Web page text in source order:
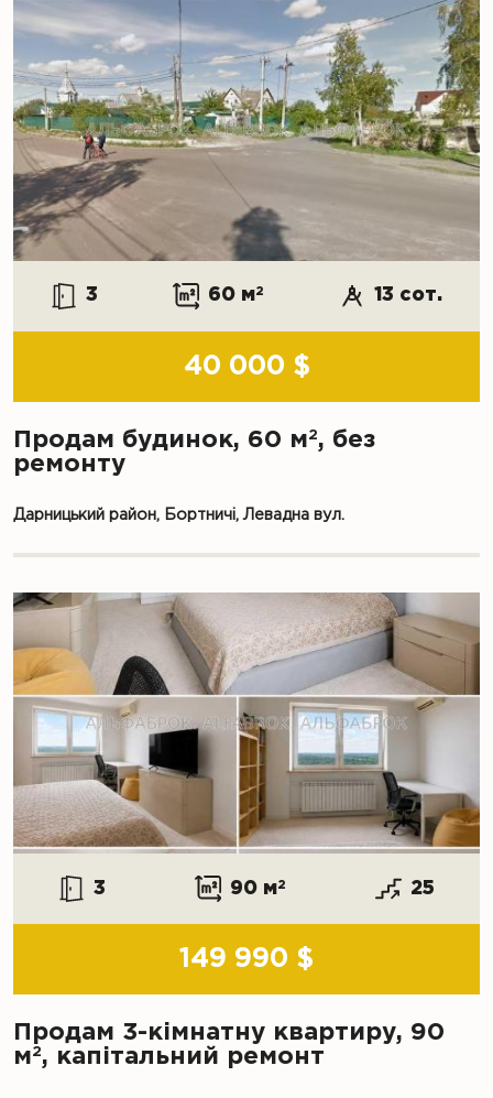
3 60 м2 13 сот.
40 000 $
Продам будинок, 60 м2, без
ремонту
Дарницький район, Бортничі, Левадна вул.
3 90 м2 25
149 990 $
Продам 3-кімнатну квартиру, 90
м2, капітальний ремонт